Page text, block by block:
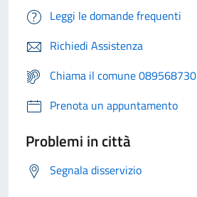
Leggi le domande frequenti
Richiedi Assistenza
Chiama il comune 089568730
Prenota un appuntamento
Problemi in città
Segnala disservizio